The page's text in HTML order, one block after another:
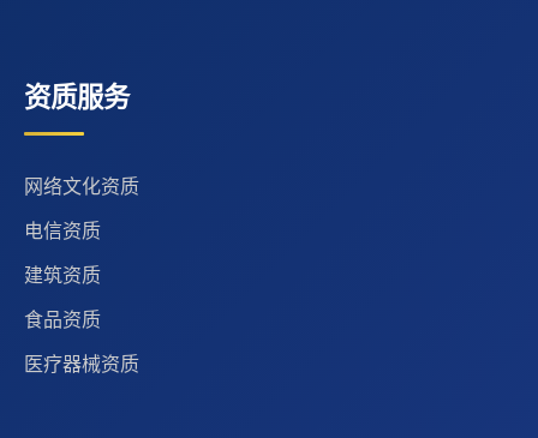
资质服务
网络文化资质
电信资质
建筑资质
食品资质
医疗器械资质